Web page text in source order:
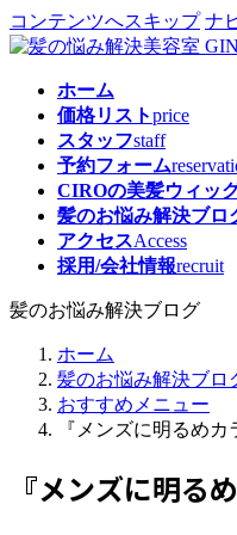
コンテンツへスキップ ナ
ホーム
価格リストprice
スタッフstaff
予約フォーム
CIROの美髪ウィッ
髪のお悩み解決ブロ
アクセスAccess
採用/会社情報recruit
髪のお悩み解決ブログ
ホーム
髪のお悩み解決ブロ
おすすめメニュー
『メンズに明るめカ
『メンズに明る